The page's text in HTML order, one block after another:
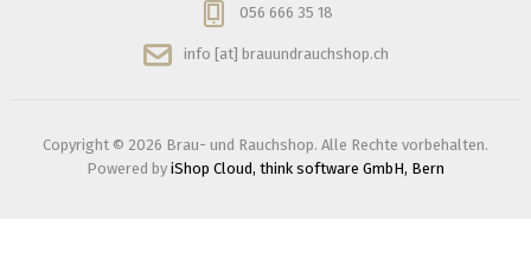
056 666 35 18
info [at] brauundrauchshop.ch
Copyright © 2026 Brau- und Rauchshop. Alle Rechte vorbehalten.
Powered by iShop Cloud, think software GmbH, Bern